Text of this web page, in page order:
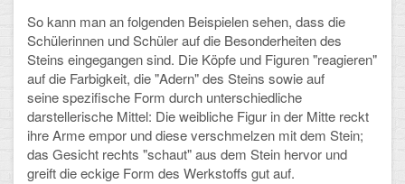
Gesamtelternvertretung
Sekretariat
Ganztagsschule
Schulsozialarbeit
So kann man an folgenden Beispielen sehen, dass die
Schülerinnen und Schüler auf die Besonderheiten des
Steins eingegangen sind. Die Köpfe und Figuren "reagieren"
auf die Farbigkeit, die "Adern" des Steins sowie auf
seine spezifische Form durch unterschiedliche
darstellerische Mittel: Die weibliche Figur in der Mitte reckt
ihre Arme empor und diese verschmelzen mit dem Stein;
das Gesicht rechts "schaut" aus dem Stein hervor und
greift die eckige Form des Werkstoffs gut auf.